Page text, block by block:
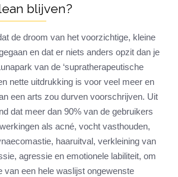
blijven?
de droom van het voorzichtige, kleine
en dat er niets anders opzit dan je
van de ‘supratherapeutische
nette uitdrukking is voor veel meer en
een arts zou durven voorschrijven. Uit
dat meer dan 90% van de gebruikers
als acné, vocht vasthouden,
haaruitval, verkleining van
agressie en emotionele labiliteit, om
van een hele waslijst ongewenste